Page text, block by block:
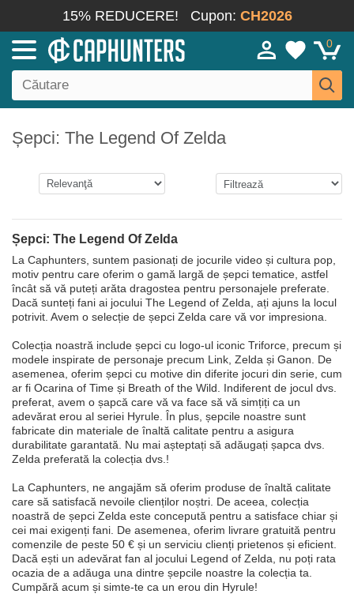
15% REDUCERE! Cupon: CH2026
0
Șepci: The Legend Of Zelda
Șepci: The Legend Of Zelda
La Caphunters, suntem pasionați de jocurile video și cultura pop,
motiv pentru care oferim o gamă largă de șepci tematice, astfel
încât să vă puteți arăta dragostea pentru personajele preferate.
Dacă sunteți fani ai jocului The Legend of Zelda, ați ajuns la locul
potrivit. Avem o selecție de șepci Zelda care vă vor impresiona.
Colecția noastră include șepci cu logo-ul iconic Triforce, precum și
modele inspirate de personaje precum Link, Zelda și Ganon. De
asemenea, oferim șepci cu motive din diferite jocuri din serie, cum
ar fi Ocarina of Time și Breath of the Wild. Indiferent de jocul dvs.
preferat, avem o șapcă care vă va face să vă simțiți ca un
adevărat erou al seriei Hyrule. În plus, șepcile noastre sunt
fabricate din materiale de înaltă calitate pentru a asigura
durabilitate garantată. Nu mai așteptați să adăugați șapca dvs.
Zelda preferată la colecția dvs.!
La Caphunters, ne angajăm să oferim produse de înaltă calitate
care să satisfacă nevoile clienților noștri. De aceea, colecția
noastră de șepci Zelda este concepută pentru a satisface chiar și
cei mai exigenți fani. De asemenea, oferim livrare gratuită pentru
comenzile de peste 50 € și un serviciu clienți prietenos și eficient.
Dacă ești un adevărat fan al jocului Legend of Zelda, nu poți rata
ocazia de a adăuga una dintre șepcile noastre la colecția ta.
Cumpără acum și simte-te ca un erou din Hyrule!